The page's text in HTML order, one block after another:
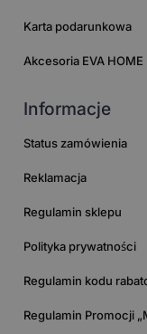
Karta podarunkowa
Akcesoria EVA HOME
Informacje
Status zamówienia
Reklamacja
Regulamin sklepu
Polityka prywatności
Regulamin kodu
Regulamin Promocji